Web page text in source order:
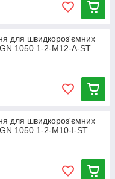
для швидкороз'ємних
1050.1-2-M12-A-ST
для швидкороз'ємних
1050.1-2-M10-I-ST